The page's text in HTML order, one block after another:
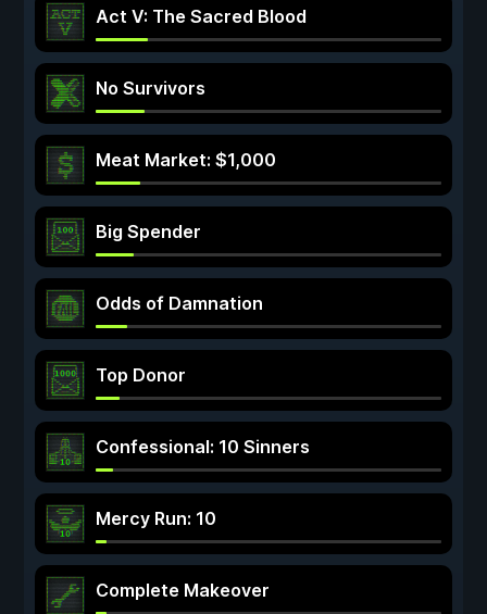
Act V: The Sacred Blood
No Survivors
Meat Market: $1,000
Big Spender
Odds of Damnation
Top Donor
Confessional: 10 Sinners
Mercy Run: 10
Complete Makeover